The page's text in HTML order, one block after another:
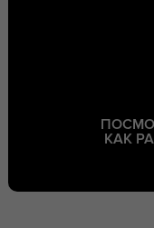
КАК